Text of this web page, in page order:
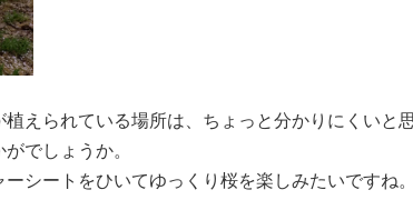
えられている場所は、ちょっと分かりにくいと
でしょうか。
シートをひいてゆっくり桜を楽しみたいですね。